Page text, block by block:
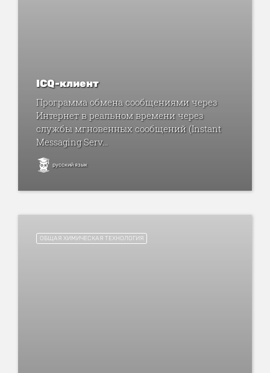
ICQ-клиент
Программа обмена сообщениями через
Интернет в реальном времени через
службы мгновенных сообщений (Instant
Messaging Serv...
русский язык
ОБЩАЯ ХИМИЧЕСКАЯ ТЕХНОЛОГИЯ